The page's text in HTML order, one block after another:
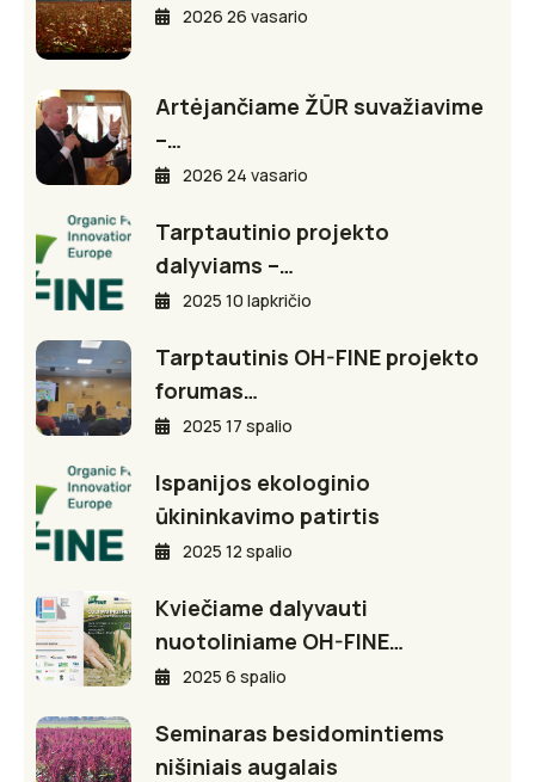
2026 26 vasario
Artėjančiame ŽŪR suvažiavime
–…
2026 24 vasario
Tarptautinio projekto
dalyviams –…
2025 10 lapkričio
Tarptautinis OH-FINE projekto
forumas…
2025 17 spalio
Ispanijos ekologinio
ūkininkavimo patirtis
2025 12 spalio
Kviečiame dalyvauti
nuotoliniame OH-FINE…
2025 6 spalio
Seminaras besidomintiems
nišiniais augalais